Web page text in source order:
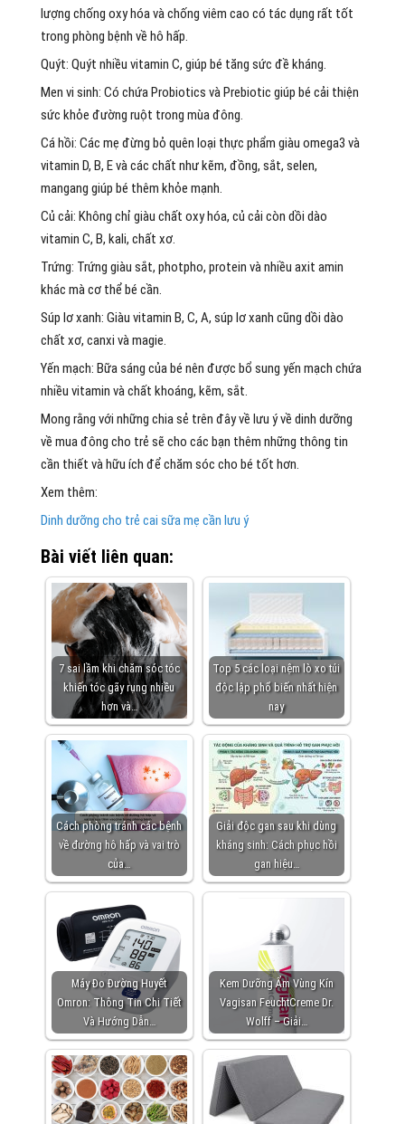
lượng chống oxy hóa và chống viêm cao có tác dụng rất tốt
trong phòng bệnh về hô hấp.
Quýt: Quýt nhiều vitamin C, giúp bé tăng sức đề kháng.
Men vi sinh: Có chứa Probiotics và Prebiotic giúp bé cải thiện
sức khỏe đường ruột trong mùa đông.
Cá hồi: Các mẹ đừng bỏ quên loại thực phẩm giàu omega3 và
vitamin D, B, E và các chất như kẽm, đồng, sắt, selen,
mangang giúp bé thêm khỏe mạnh.
Củ cải: Không chỉ giàu chất oxy hóa, củ cải còn dồi dào
vitamin C, B, kali, chất xơ.
Trứng: Trứng giàu sắt, photpho, protein và nhiều axit amin
khác mà cơ thể bé cần.
Súp lơ xanh: Giàu vitamin B, C, A, súp lơ xanh cũng dồi dào
chất xơ, canxi và magie.
Yến mạch: Bữa sáng của bé nên được bổ sung yến mạch chứa
nhiều vitamin và chất khoáng, kẽm, sắt.
Mong rằng với những chia sẻ trên đây về lưu ý về dinh dưỡng
về mua đông cho trẻ sẽ cho các bạn thêm những thông tin
cần thiết và hữu ích để chăm sóc cho bé tốt hơn.
Xem thêm:
Dinh dưỡng cho trẻ cai sữa mẹ cần lưu ý
Bài viết liên quan:
7 sai lầm khi chăm sóc tóc
khiến tóc gãy rụng nhiều
hơn và…
Top 5 các loại nệm lò xo túi
độc lập phổ biến nhất hiện
nay
Cách phòng tránh các bệnh
về đường hô hấp và vai trò
của…
Giải độc gan sau khi dùng
kháng sinh: Cách phục hồi
gan hiệu…
Máy Đo Đường Huyết
Omron: Thông Tin Chi Tiết
Và Hướng Dẫn…
Kem Dưỡng Ẩm Vùng Kín
Vagisan FeuchtCreme Dr.
Wolff – Giải…